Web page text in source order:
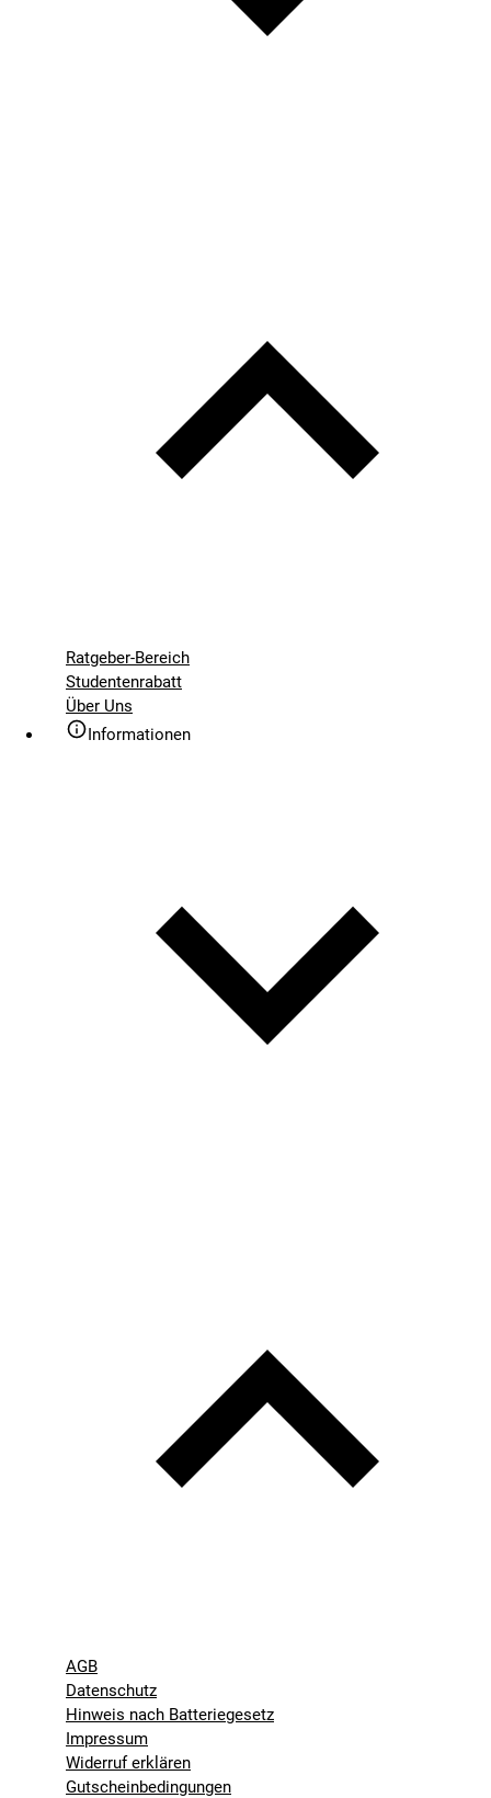
Ratgeber-Bereich
Studentenrabatt
Über Uns
Informationen
AGB
Datenschutz
Hinweis nach Batteriegesetz
Impressum
Widerruf erklären
Gutscheinbedingungen